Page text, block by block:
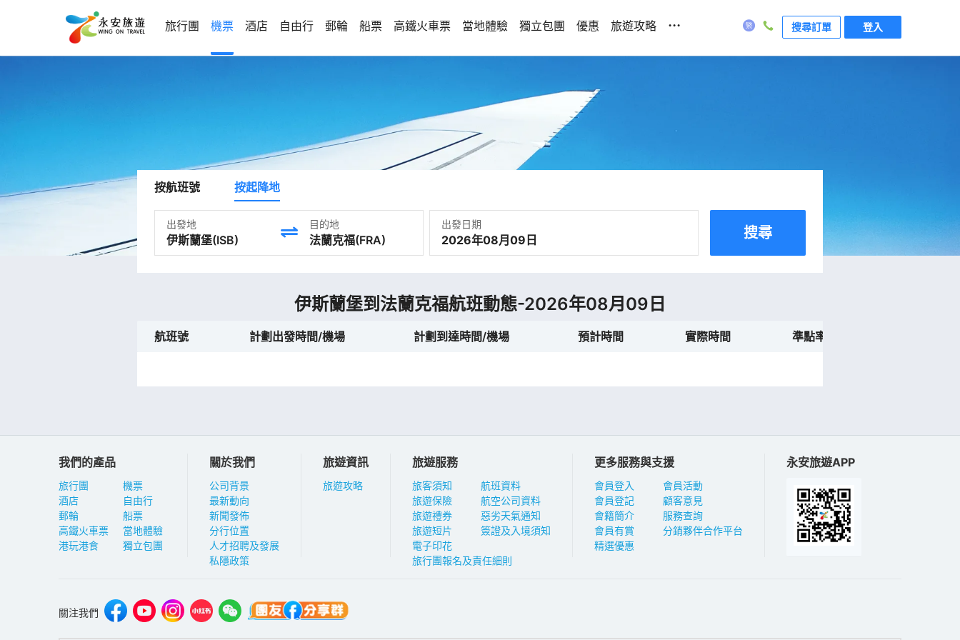
旅行團 機票 酒店 自由行 郵輪 船票 高鐵火車票 當地體驗 獨立包團 優惠 旅遊攻略 ... 搜尋訂單 登入
按航班號 按起降地
出發地 目的地 出發日期
2026年08月09日 搜尋
伊斯蘭堡到法蘭克福航班動態-2026年08月09日
航班號 計劃出發時間/機場 計劃到達時間/機場 預計時間 實際時間 準點率預測
我們的產品
旅行團
酒店
郵輪
高鐵火車票
港玩港食
機票
自由行
船票
當地體驗
獨立包團
關於我們
公司背景
最新動向
新聞發佈
分行位置
人才招聘及發展
私隱政策
旅遊資訊
旅遊攻略
旅遊服務
旅客須知
旅遊保險
旅遊禮券
旅遊短片
電子印花
航班資料
航空公司資料
惡劣天氣通知
簽證及入境須知
旅行團報名及責任細則
更多服務與支援
會員登入
會員登記
會籍簡介
會員有賞
精選優惠
會員活動
顧客意見
服務查詢
分銷夥伴合作平台
永安旅遊APP
關注我們